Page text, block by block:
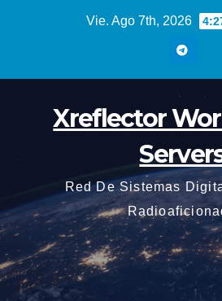
Vie. Ago 7th, 2026
Xreflector
Red De Sistemas